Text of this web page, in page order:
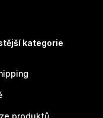
kategorie